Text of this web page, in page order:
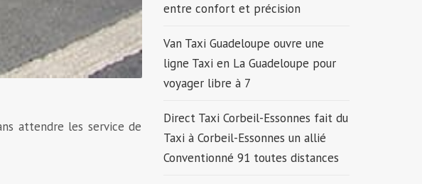
attendre les service de
entre confort et précision
Van Taxi Guadeloupe ouvre une
ligne Taxi en La Guadeloupe pour
voyager libre à 7
Direct Taxi Corbeil-Essonnes fait du
Taxi à Corbeil-Essonnes un allié
Conventionné 91 toutes distances